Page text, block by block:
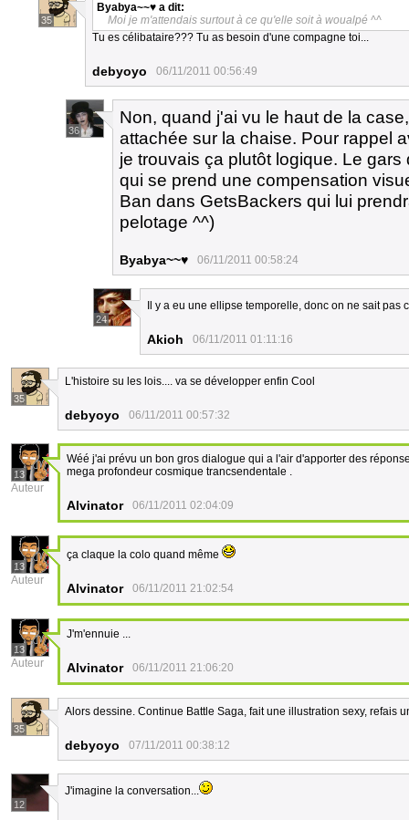
35
Byabya~~♥ a dit:
Moi je m'attendais surtout à ce qu'elle soit à woualpé ^^
Tu es célibataire??? Tu as besoin d'une compagne toi...
debyoyo 06/11/2011 00:56:49
36
Non, quand j'ai vu le haut de la
attachée sur la chaise. Pour rappel
je trouvais ça plutôt logique. Le
qui se prend une compensation
Ban dans GetsBackers qui lui
pelotage ^^)
Byabya~~♥ 06/11/2011 00:58:24
24
Il y a eu une ellipse temporelle, donc on ne sait
Akioh 06/11/2011 01:11:16
35
L'histoire su les lois.... va se développer enfin Cool
debyoyo 06/11/2011 00:57:32
13
Auteur
Wéé j'ai prévu un bon gros dialogue qui a l'air d'apporter des
mega profondeur cosmique trancsendentale .
Alvinator 06/11/2011 02:04:09
13
Auteur
ça claque la colo quand même
Alvinator 06/11/2011 21:02:54
13
Auteur
J'm'ennuie ...
Alvinator 06/11/2011 21:06:20
35
Alors dessine. Continue Battle Saga, fait une illustration sexy, refais
debyoyo 07/11/2011 00:38:12
12
J'imagine la conversation...